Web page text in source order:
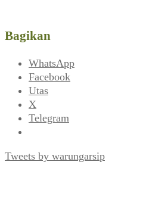
Bagikan
WhatsApp
Facebook
Utas
X
Telegram
Tweets by warungarsip